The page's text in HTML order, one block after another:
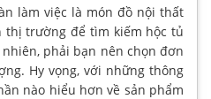
làm việc là món đồ nội thất
thị trường để tìm kiếm hộc tủ
phải bạn nên chọn đơn
Hy vọng, với những thông
nào hiểu hơn về sản phẩm